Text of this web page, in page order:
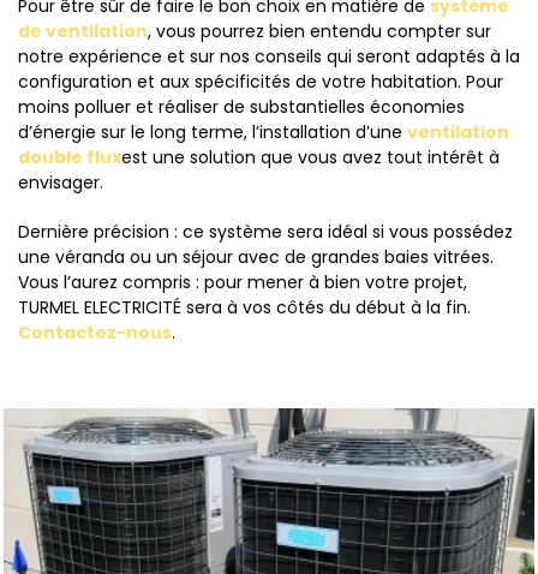
Pour être sûr de faire le bon choix en matière de système
de ventilation, vous pourrez bien entendu compter sur
notre expérience et sur nos conseils qui seront adaptés à la
configuration et aux spécificités de votre habitation. Pour
moins polluer et réaliser de substantielles économies
d’énergie sur le long terme, l’installation d’une ventilation
double fluxest une solution que vous avez tout intérêt à
envisager.
Dernière précision : ce système sera idéal si vous possédez
une véranda ou un séjour avec de grandes baies vitrées.
Vous l’aurez compris : pour mener à bien votre projet,
TURMEL ELECTRICITÉ sera à vos côtés du début à la fin.
Contactez-nous.